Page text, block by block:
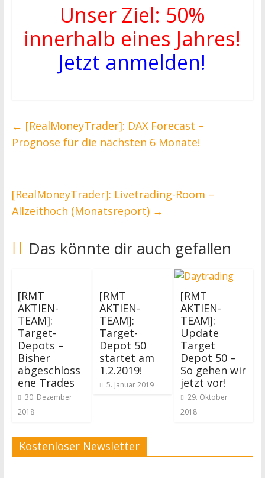
Unser Ziel: 50%
innerhalb eines Jahres!
Jetzt anmelden!
← [RealMoneyTrader]: DAX Forecast –
Prognose für die nächsten 6 Monate!
[RealMoneyTrader]: Livetrading-Room –
Allzeithoch (Monatsreport) →
Das könnte dir auch gefallen
[RMT
AKTIEN-
TEAM]:
Target-
Depots –
Bisher
abgeschloss
ene Trades
30. Dezember
2018
[RMT
AKTIEN-
TEAM]:
Target-
Depot 50
startet am
1.2.2019!
5. Januar 2019
[RMT
AKTIEN-
TEAM]:
Update
Target
Depot 50 –
So gehen wir
jetzt vor!
29. Oktober
2018
Kostenloser Newsletter